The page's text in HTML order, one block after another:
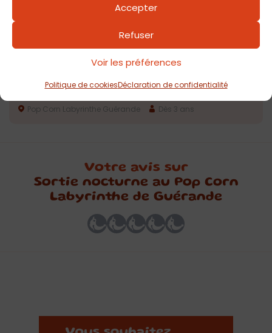
Accepter
Refuser
Voir les préférences
Politique de cookiesDéclaration de confidentialité
Sortie nocturne au Pop Corn Labyrinthe de
Guérande
Pop Corn Labyrinthe Guérande Dès 3 ans
Votre avis sur
Sortie nocturne au Pop Corn
Labyrinthe de Guérande